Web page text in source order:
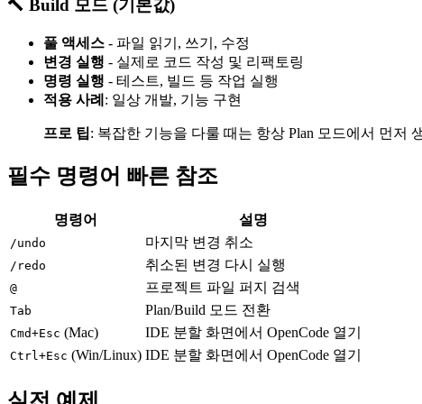
🔨 Build 모드 (기본값)
풀 액세스 - 파일 읽기, 쓰기, 수정
변경 실행 - 실제로 코드 작성 및 리팩토링
명령 실행 - 테스트, 빌드 등 작업 실행
적용 사례 : 일상 개발, 기능 구현
프로 팁: 복잡한 기능을 다룰 때는 항상 Plan 모드에서 먼저
필수 명령어 빠른 참조
명령어 설명
/undo 마지막 변경 취소
/redo 취소된 변경 다시 실행
@ 프로젝트 파일 퍼지 검색
Tab Plan/Build 모드 전환
Cmd+Esc (Mac) IDE 분할 화면에서 OpenCode 열기
Ctrl+Esc (Win/Linux) IDE 분할 화면에서 OpenCode 열기